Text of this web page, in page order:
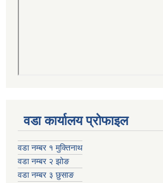
वडा कार्यालय प्रोफाइल
वडा नम्बर १ मुक्तिनाथ
वडा नम्बर २ झोङ
वडा नम्बर ३ छुसाङ